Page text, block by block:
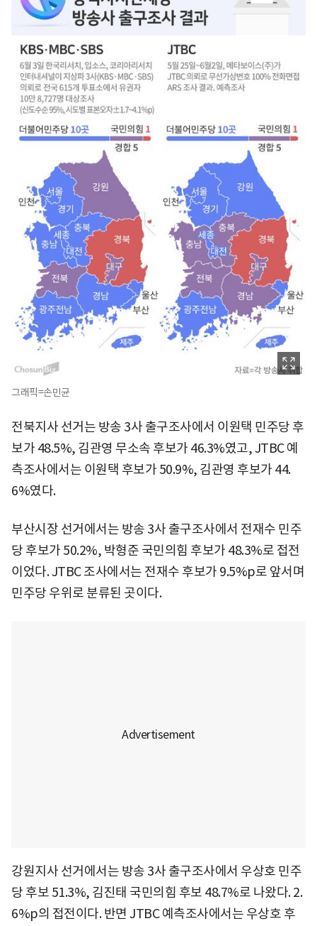
그래픽=손민균
전북지사 선거는 방송 3사 출구조사에서 이원택 민주당 후
보가 48.5%, 김관영 무소속 후보가 46.3%였고, JTBC 예
측조사에서는 이원택 후보가 50.9%, 김관영 후보가 44.
6%였다.
부산시장 선거에서는 방송 3사 출구조사에서 전재수 민주
당 후보가 50.2%, 박형준 국민의힘 후보가 48.3%로 접전
이었다. JTBC 조사에서는 전재수 후보가 9.5%p로 앞서며
민주당 우위로 분류된 곳이다.
강원지사 선거에서는 방송 3사 출구조사에서 우상호 민주
당 후보 51.3%, 김진태 국민의힘 후보 48.7%로 나왔다. 2.
6%p의 접전이다. 반면 JTBC 예측조사에서는 우상호 후